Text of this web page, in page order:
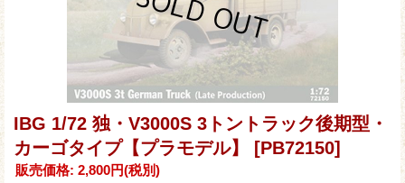
IBG 1/72 独・V3000S 3トントラック後期型・
カーゴタイプ【プラモデル】 [PB72150]
販売価格: 2,800円(税別)